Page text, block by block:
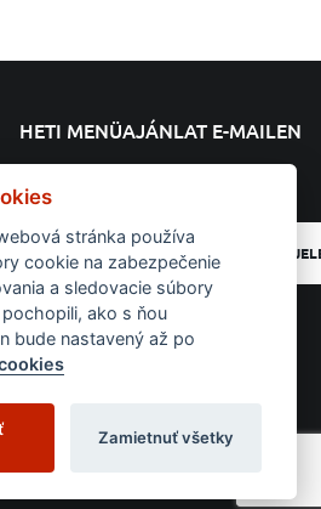
HETI MENÜAJÁNLAT E-MAILEN
Feliratkozás a heti menüajánlatra
stránka používa
cookie na zabezpečenie
a sledovacie súbory
ako s ňou
bude nastavený až po
Zamietnuť všetky